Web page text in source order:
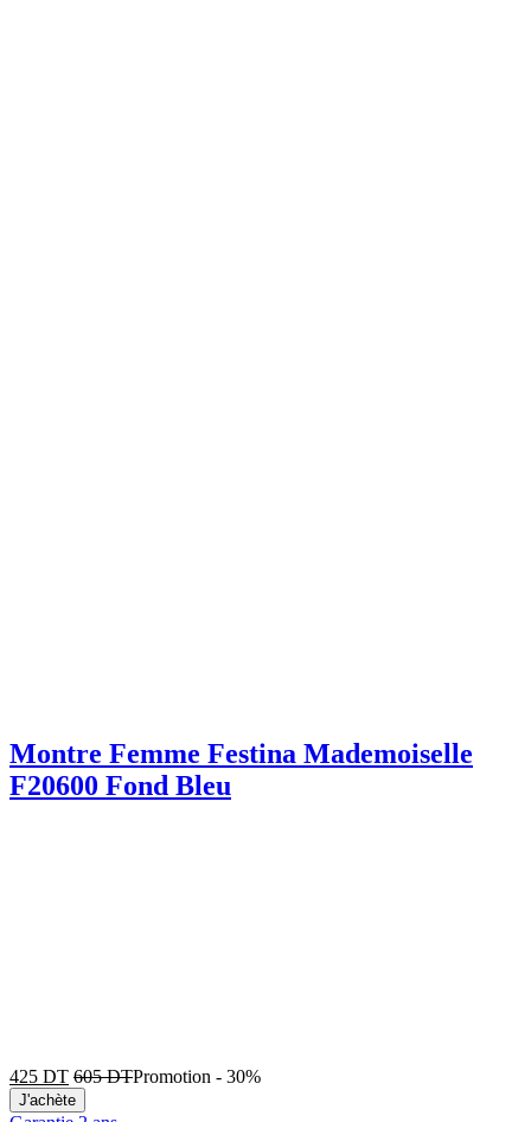
Montre Femme Festina Mademoiselle
F20600 Fond Bleu
425 DT 605DTPromotion - 30%
J'achète